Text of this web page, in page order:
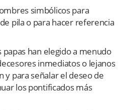
simbólicos para
pila o para hacer referencia
papas han elegido a menudo
inmediatos o lejanos
y para señalar el deseo de
los pontificados más